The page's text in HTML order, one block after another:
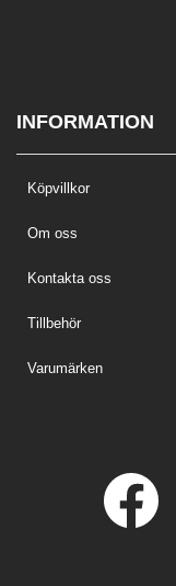
INFORMATION
Köpvillkor
Om oss
Kontakta oss
Tillbehör
Varumärken